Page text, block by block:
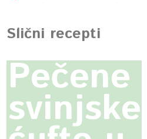
Slični recepti
Pečene
svinjske